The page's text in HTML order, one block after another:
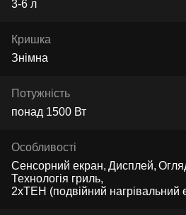
3-6 л
Кришка
Знімна
Потужність
понад 1500 Вт
Особливості
Сенсорний екран Дисплей
Технологія гриль
2хТЕН (подвійний нагрівальний